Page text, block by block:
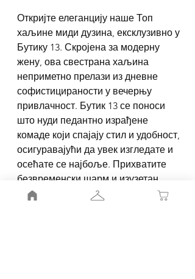
Откријте елеганцију наше Топ
хаљине миди дузина, ексклузивно у
Бутику 13. Скројена за модерну
жену, ова свестрана хаљина
неприметно прелази из дневне
софистицираности у вечерњу
привлачност. Бутик 13 се поноси
што нуди педантно израђене
комаде који спајају стил и удобност,
осигуравајући да увек изгледате и
осећате се најбоље. Прихватите
безвременски шарм и изузетан
квалитет који дефинишу нашу